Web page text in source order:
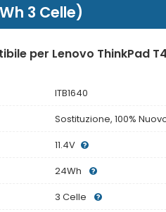
3 Celle)
per Lenovo ThinkPad
ITB1640
Sostituzione, 100%
11.4V
24Wh
3 Celle